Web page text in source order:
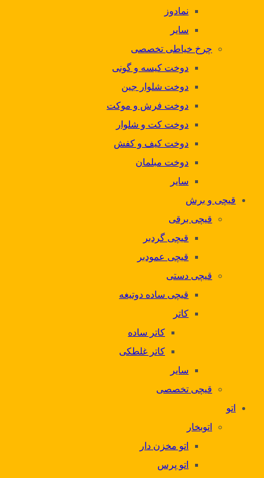
نمادوز
سایر
چرخ خیاطی تخصصی
دوخت کیسه و گونی
دوخت شلوار جین
دوخت فرش و موکت
دوخت کت و شلوار
دوخت کیف و کفش
دوخت مبلمان
سایر
قیچی و برش
قیچی برقی
قیچی گردبر
قیچی عمودبر
قیچی دستی
قیچی ساده دوتیغه
کاتر
کاتر ساده
کاتر غلطکی
سایر
قیچی تخصصی
اتو
اتوبخار
اتو مخزن دار
اتو پرس